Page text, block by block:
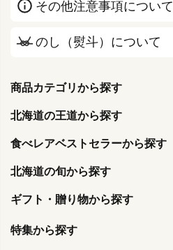
その他注意事項について
のし（熨斗）について
商品カテゴリから探す
北海道の王道から探す
食べレアベストセラーから探す
北海道の旬から探す
ギフト・贈り物から探す
特集から探す